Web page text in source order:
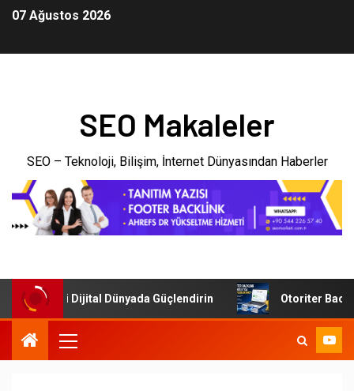
07 Ağustos 2026
SEO Makaleler
SEO – Teknoloji, Bilişim, İnternet Dünyasından Haberler
Dijital Dünyada Güçlendirin Otoriter Backlink